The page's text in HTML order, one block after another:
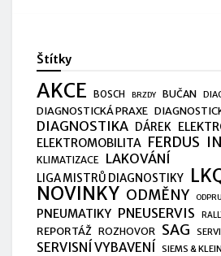
Štítky
AKCE BOSCH BRZDY BUČAN
DIAGNOSTICKÁ PRAXE
DIAGNOSTIKA DÁREK
ELEKTROMOBILITA FERDUS
KLIMATIZACE LAKOVÁNÍ
LIGA MISTRŮ DIAGNOSTIKY
NOVINKY ODMĚNY
PNEUMATIKY PNEUSERVIS
REPORTÁŽ ROZHOVOR SAG
SERVISNÍ VYBAVENÍ SIEMS & KLEIN